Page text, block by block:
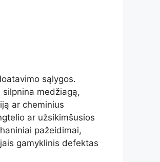
sąlygos.
medžiagą,
ar cheminius
ar užsikimšusios
pažeidimai,
gamyklinis defektas